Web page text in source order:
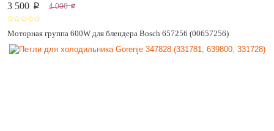
3 500 p 4 000 p
Моторная группа 600W для блендера Bosch 657256 (00657256)